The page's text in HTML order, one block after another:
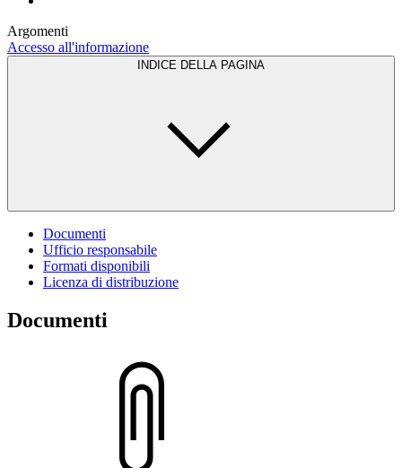
Argomenti
Accesso all'informazione
INDICE DELLA PAGINA
Documenti
Ufficio responsabile
Formati disponibili
Licenza di distribuzione
Documenti